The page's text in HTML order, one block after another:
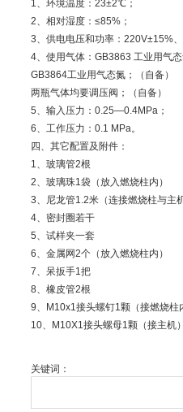
1、环境温度：23±2℃；
2、相对湿度：≤85%；
3、供电电压和功率：220V±15%
4、使用气体：GB3863 工业用气
GB3864工业用气态氮；（自备）
两瓶气体均要调压阀；（自备）
5、输入压力：0.25—0.4MPa；
6、工作压力：0.1 MPa。
四、其它配置及附件：
1、玻璃管2根
2、玻璃珠1袋（放入燃烧柱内）
3、尼龙管1.2米（连接燃烧柱与主
4、密封圈若干
5、试样夹一套
6、金属网2个（放入燃烧柱内）
7、呆扳手1把
8、橡皮管2根
9、M10x1接头螺钉1颗（接燃烧柱
10、M10X1接头螺母1颗（接主机
关键词：